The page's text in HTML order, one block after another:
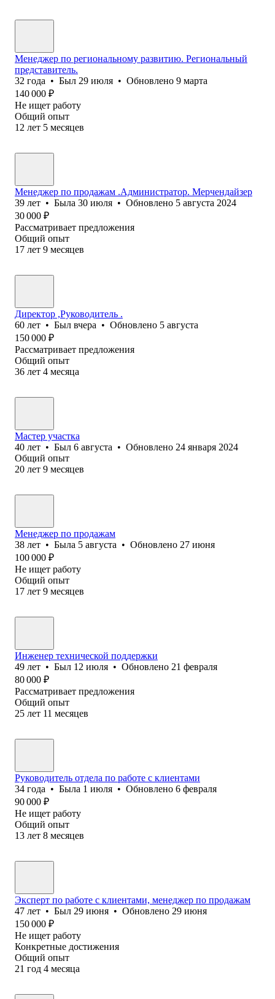
Менеджер по региональному развитию. Региональный
представитель.
32 года • Был 29 июля • Обновлено 9 марта
140 000 ₽
Не ищет работу
Общий опыт
12 лет 5 месяцев
Менеджер по продажам .Администратор. Мерчендайзер
39 лет • Была 30 июля • Обновлено 5 августа 2024
30 000 ₽
Рассматривает предложения
Общий опыт
17 лет 9 месяцев
Директор ,Руководитель .
60 лет • Был вчера • Обновлено 5 августа
150 000 ₽
Рассматривает предложения
Общий опыт
36 лет 4 месяца
Мастер участка
40 лет • Был 6 августа • Обновлено 24 января 2024
Общий опыт
20 лет 9 месяцев
Менеджер по продажам
38 лет • Была 5 августа • Обновлено 27 июня
100 000 ₽
Не ищет работу
Общий опыт
17 лет 9 месяцев
Инженер технической поддержки
49 лет • Был 12 июля • Обновлено 21 февраля
80 000 ₽
Рассматривает предложения
Общий опыт
25 лет 11 месяцев
Руководитель отдела по работе с клиентами
34 года • Была 1 июля • Обновлено 6 февраля
90 000 ₽
Не ищет работу
Общий опыт
13 лет 8 месяцев
Эксперт по работе с клиентами, менеджер по продажам
47 лет • Был 29 июня • Обновлено 29 июня
150 000 ₽
Не ищет работу
Конкретные достижения
Общий опыт
21 год 4 месяца